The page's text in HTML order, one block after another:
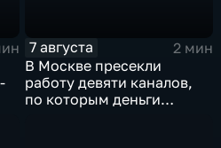
7 августа
2 мин
В Москве пресекли
работу девяти каналов,
по которым деньги